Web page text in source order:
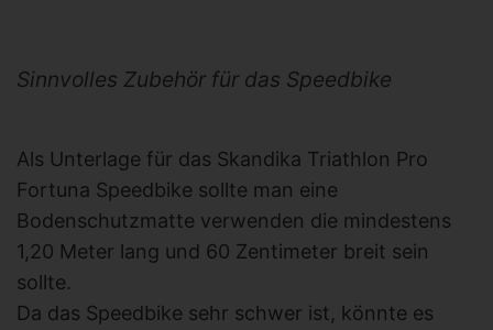
Sinnvolles Zubehör für das Speedbike
Als Unterlage für das Skandika Triathlon Pro
Fortuna Speedbike sollte man eine
Bodenschutzmatte verwenden die mindestens
1,20 Meter lang und 60 Zentimeter breit sein
sollte.
Da das Speedbike sehr schwer ist, könnte es